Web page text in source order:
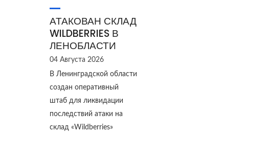
АТАКОВАН СКЛАД
WILDBERRIES В
ЛЕНОБЛАСТИ
04 Августа 2026
В Ленинградской области
создан оперативный
штаб для ликвидации
последствий атаки на
склад «Wildberries»